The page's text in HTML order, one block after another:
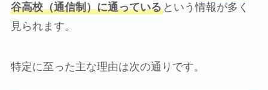
谷高校（通信制）に通っているという情報が多く
見られます。
特定に至った主な理由は次の通りです。